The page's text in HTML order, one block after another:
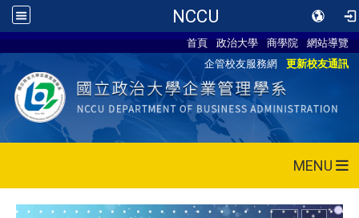
NCCU
首頁 政治大學 商學院
網站導覽
企管校友服務網
更新校友通訊
MENU